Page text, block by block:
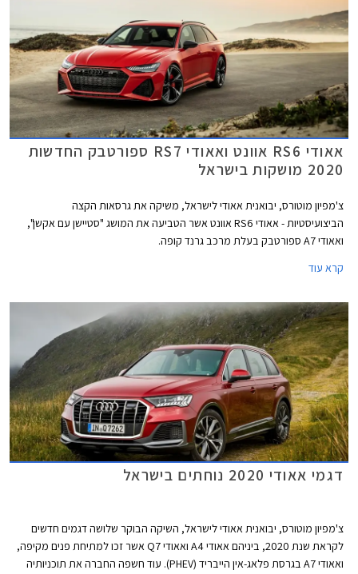
אאודי RS6 אוונט ואאודי RS7 ספורטבק החדשות
2020 מושקות בישראל
צ'מפיון מוטורס, יבואנית אאודי לישראל, משיקה את גרסאות הקצה
הביצועיסטיות - אאודי RS6 אוונט אשר הטביעה את המושג "סטיישן עם אקשן",
ואאודי A7 ספורטבק בעלת מרכב גרנד קופה.
קרא עוד
דגמי אאודי 2020 נוחתים בישראל
צ'מפיון מוטורס, יבואנית אאודי לישראל, השיקה הבוקר שלושה דגמים חדשים
לקראת שנת 2020, ביניהם אאודי A4 ואאודי Q7 אשר זכו למתיחת פנים מקיפה,
ואאודי A7 בגרסת פלאג-אין הייבריד (PHEV). עוד חשפה החברה את תוכניותיה